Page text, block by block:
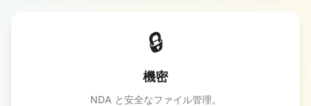
🔒
機密
NDA と安全なファイル管理。